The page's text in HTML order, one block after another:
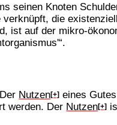
seinen Knoten
die
ist auf der mikro-
Nutzen[+] eines
werden. Der Nutzen[+]